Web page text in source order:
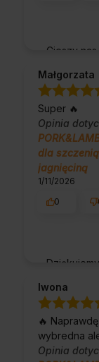
Cieszy nas
klientów
sklepu.
mamy
obsługa
Małgorzata
Super 🔥
Opinia
dla
jagnięciną
1/11/2026
0
Iwona
🔥
wybredna
Opinia